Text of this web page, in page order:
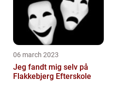
06 march 2023
Jeg fandt mig selv på
Flakkebjerg Efterskole